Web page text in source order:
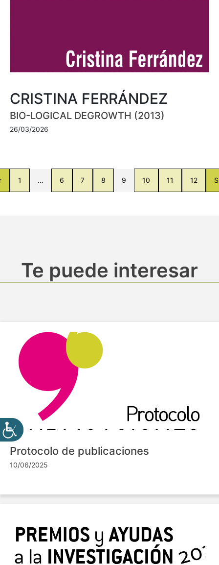
CRISTINA FERRÁNDEZ
BIO-LOGICAL DEGROWTH (2013)
26/03/2026
1 … 6 7 8 9 10 11 12
Te puede interesar
Protocolo de publicaciones
10/06/2025